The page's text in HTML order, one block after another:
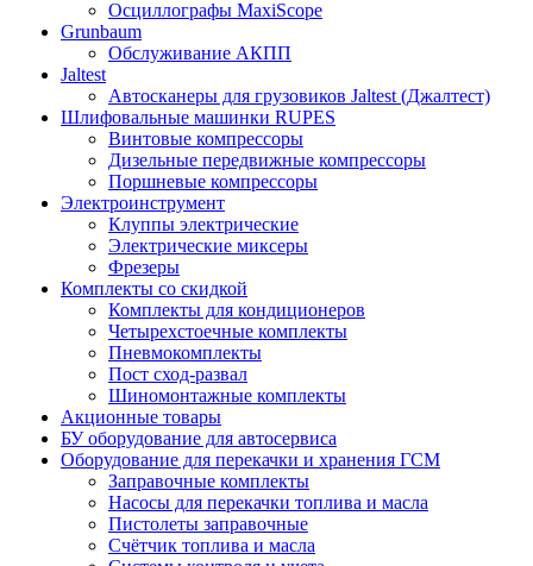
Осциллографы MaxiScope
Grunbaum
Обслуживание АКПП
Jaltest
Автосканеры для грузовиков Jaltest (Джалтест)
Шлифовальные машинки RUPES
Винтовые компрессоры
Дизельные передвижные компрессоры
Поршневые компрессоры
Электроинструмент
Клуппы электрические
Электрические миксеры
Фрезеры
Комплекты со скидкой
Комплекты для кондиционеров
Четырехстоечные комплекты
Пневмокомплекты
Пост сход-развал
Шиномонтажные комплекты
Акционные товары
БУ оборудование для автосервиса
Оборудование для перекачки и хранения ГСМ
Заправочные комплекты
Насосы для перекачки топлива и масла
Пистолеты заправочные
Счётчик топлива и масла